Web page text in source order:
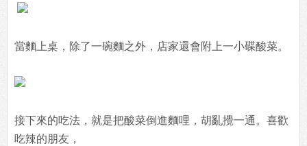
當麵上桌，除了一碗麵之外，店家還會附上一小碟酸菜。
接下來的吃法，就是把酸菜倒進麵哩，胡亂攪一通。喜歡
吃辣的朋友，